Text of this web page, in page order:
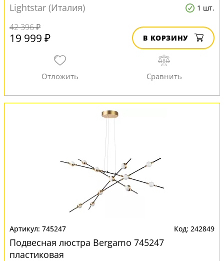
Lightstar (Италия) 1 шт.
42 396 ₽
19 999 ₽ В КОРЗИНУ
745247 242849
Подвесная люстра Bergamo 745247
пластиковая